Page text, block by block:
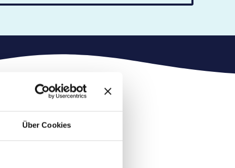
Über Cookies